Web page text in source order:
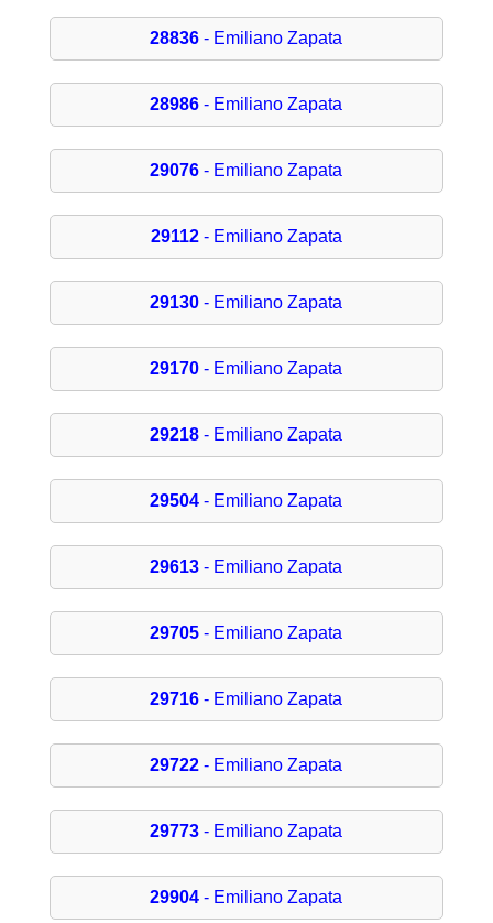
28836 - Emiliano Zapata
28986 - Emiliano Zapata
29076 - Emiliano Zapata
29112- Emiliano Zapata
29130 - Emiliano Zapata
29170 - Emiliano Zapata
29218 - Emiliano Zapata
29504 - Emiliano Zapata
29613 - Emiliano Zapata
29705 - Emiliano Zapata
29716 - Emiliano Zapata
29722 - Emiliano Zapata
29773 - Emiliano Zapata
29904 - Emiliano Zapata